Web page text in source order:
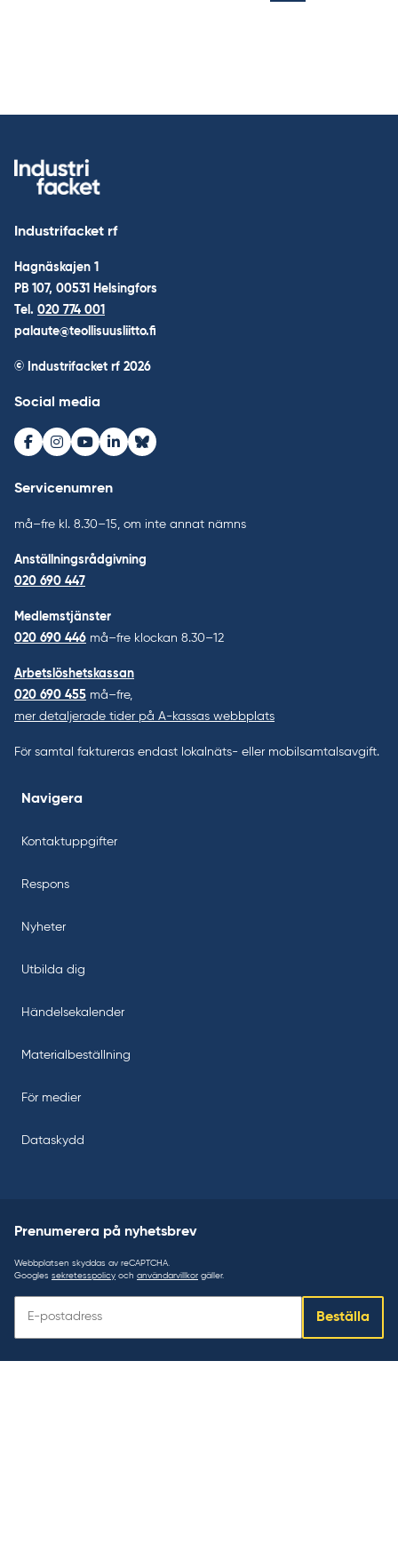
Industrifacket rf
Hagnäskajen 1
PB 107, 00531 Helsingfors
Tel. 020 774 001
palaute@teollisuusliitto.fi
© Industrifacket rf 2026
Social media
Facebook
Instagram
Youtube
LinkedInBluesky
Servicenumren
må–fre kl. 8.30–15, om inte annat nämns
Anställningsrådgivning
020 690 447
Medlemstjänster
020 690 446 må–fre klockan 8.30–12
Arbetslöshetskassan
020 690 455 må–fre,
mer detaljerade tider på A-kassas webbplats
För samtal faktureras endast lokalnäts- eller mobilsamtalsavgift.
Navigera
Kontaktuppgifter
Respons
Nyheter
Utbilda dig
Händelsekalender
Materialbeställning
För medier
Dataskydd
Prenumerera på nyhetsbrev
Webbplatsen skyddas av reCAPTCHA.
Googles sekretesspolicy och användarvillkor gäller.
Beställa